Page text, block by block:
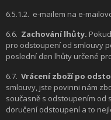
6.5.1.2. e-mailem na e-
6.6. Zachování lhůty.
pro odstoupení od smlouvy
poslední den lhůty určené
6.7. Vrácení zboží po
smlouvy, jste povinni nám
současně s odstoupením od
doručení odstoupení a to